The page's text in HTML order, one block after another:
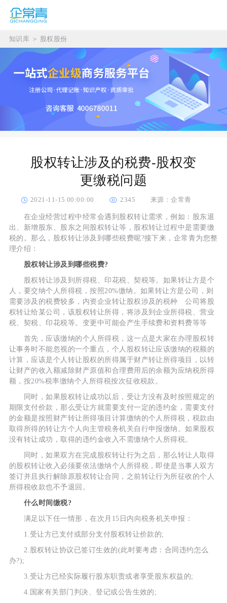
知识库 ＞ 股权股份
股权转让涉及的税费-股权变
更缴税问题
2021-11-15 00:00:00 2345 来源：企常青
在企业经营过程中经常会遇到股权转让需求，例如：股东退
出、新增股东、股东之间股权转让等，股权转让过程中是需要缴
税的。那么，股权转让涉及到哪些税费呢?接下来，企常青为您整
理介绍：
股权转让涉及到哪些税费?
股权转让涉及到所得税、印花税、契税等。如果转让方是个
人，要交纳个人所得税，按照20%缴纳。如果转让方是公司，则
需要涉及的税费较多，内资企业转让股权涉及的税种 公司将股
权转让给某公司，该股权转让所得，将涉及到企业所得税、营业
税、契税、印花税等。变更中可能会产生手续费和资料费等等
首先，应该缴纳的个人所得税，这一点是大家在办理股权转
让事务时不能忽视的一个重点，个人股权转让应该缴纳的税额的
计算，应该是个人转让股权的所得属于财产转让所得项目，以转
让财产的收入额减除财产原值和合理费用后的余额为应纳税所得
额，按20%税率缴纳个人所得税按次征收税款。
同时，如果股权转让成功以后，受让方没有及时按照规定的
期限支付价款，那么受让方就需要支付一定的违约金，需要支付
的金额是按照财产转让所得项目计算缴纳的个人所得税，税款由
取得所得的转让方个人向主管税务机关自行申报缴纳。如果股权
没有转让成功，取得的违约金收入不需缴纳个人所得税。
同时，如果双方在完成股权转让行为之后，那么转让人取得
的股权转让收入必须要依法缴纳个人所得税，即使是当事人双方
签订并且执行解除原股权转让合同，之前转让行为所征收的个人
所得税收款也不予退回。
什么时间缴税?
满足以下任一情形，在次月15日内向税务机关申报：
1.受让方已支付或部分支付股权转让价款的;
2.股权转让协议已签订生效的(此时要考虑：合同违约怎么
办?);
3.受让方已经实际履行股东职责或者享受股东权益的;
4.国家有关部门判决、登记或公告生效的;